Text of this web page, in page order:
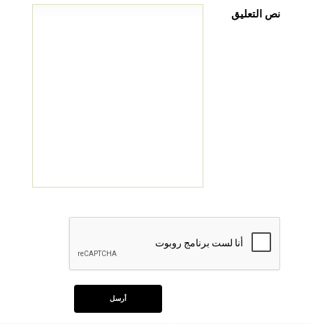
نص التعليق